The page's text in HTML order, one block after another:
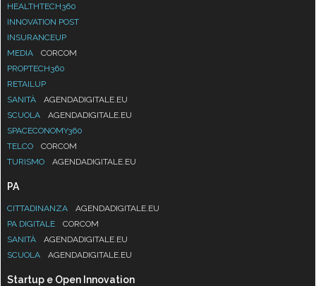
HEALTHTECH360
INNOVATION POST
INSURANCEUP
MEDIA
CORCOM
PROPTECH360
RETAILUP
SANITÀ
AGENDADIGITALE.EU
SCUOLA
AGENDADIGITALE.EU
SPACECONOMY360
TELCO
CORCOM
TURISMO
AGENDADIGITALE.EU
PA
CITTADINANZA
AGENDADIGITALE.EU
PA DIGITALE
CORCOM
SANITÀ
AGENDADIGITALE.EU
SCUOLA
AGENDADIGITALE.EU
Startup e Open Innovation